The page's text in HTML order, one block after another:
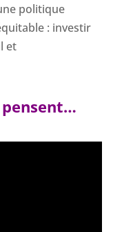
politique
: investir
et
pensent…